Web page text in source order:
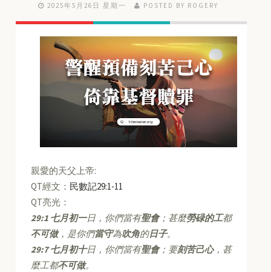
2025年5月26日 星期一 POSTED BY ROGERY
親愛的天父上帝:
QT經文： 民數記29:1-11
QT亮光：
29:1 七月初一日，你們當有聖會；甚麼勞碌的工都
不可做，是你們當守為吹角的日子。
29:7 七月初十日，你們當有聖會；要刻苦己心，甚
麼工都不可做。